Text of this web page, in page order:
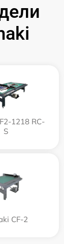
1218 RC-
S
CF-2